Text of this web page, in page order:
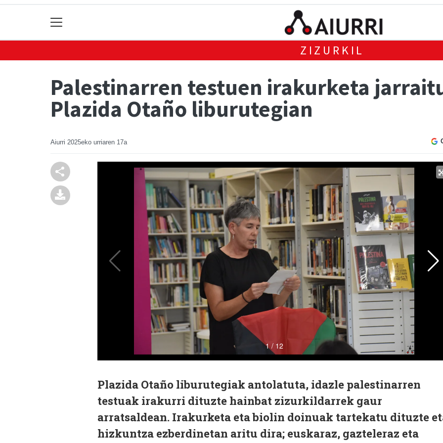
ZIZURKIL
Palestinarren testuen irakurketa
Plazida Otaño liburutegian
Aiurri 2025eko urriaren 17a
Plazida Otaño liburutegiak antolatuta, idazle palestinarren
testuak irakurri dituzte hainbat zizurkildarrek gaur
arratsaldean. Irakurketa eta biolin doinuak tartekatu dituzte
hizkuntza ezberdinetan aritu dira; euskaraz, gazteleraz eta